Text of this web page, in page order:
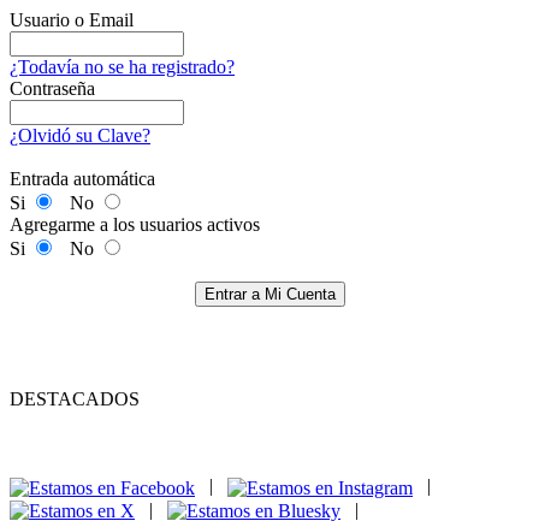
Usuario o Email
¿Todavía no se ha registrado?
Contraseña
¿Olvidó su Clave?
Entrada automática
Si
No
Agregarme a los usuarios activos
Si
No
Entrar a Mi Cuenta
DESTACADOS
|
|